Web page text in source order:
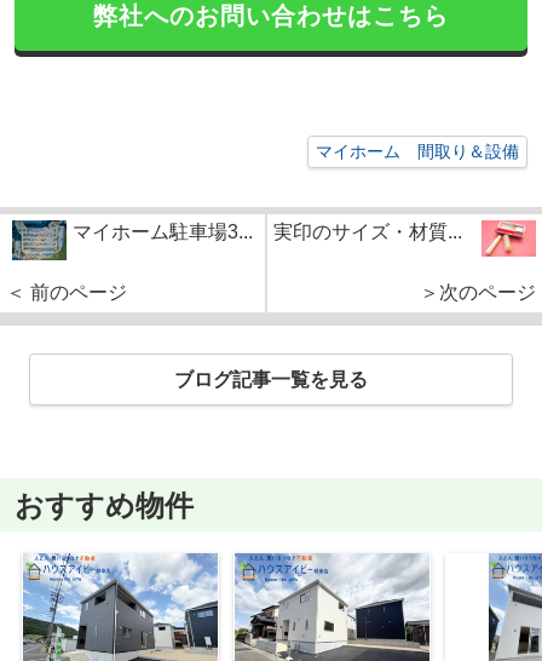
弊社へのお問い合わせはこちら
マイホーム 間取り＆設備
マイホーム駐車場3...
＜ 前のページ
実印のサイズ・材質...
＞次のページ
ブログ記事一覧を見る
おすすめ物件